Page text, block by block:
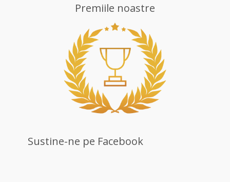
Premiile noastre
Sustine-ne pe Facebook